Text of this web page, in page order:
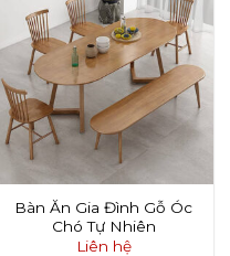
Bàn Ăn Gia Đình Gỗ Óc
Chó Tự Nhiên
Liên hệ